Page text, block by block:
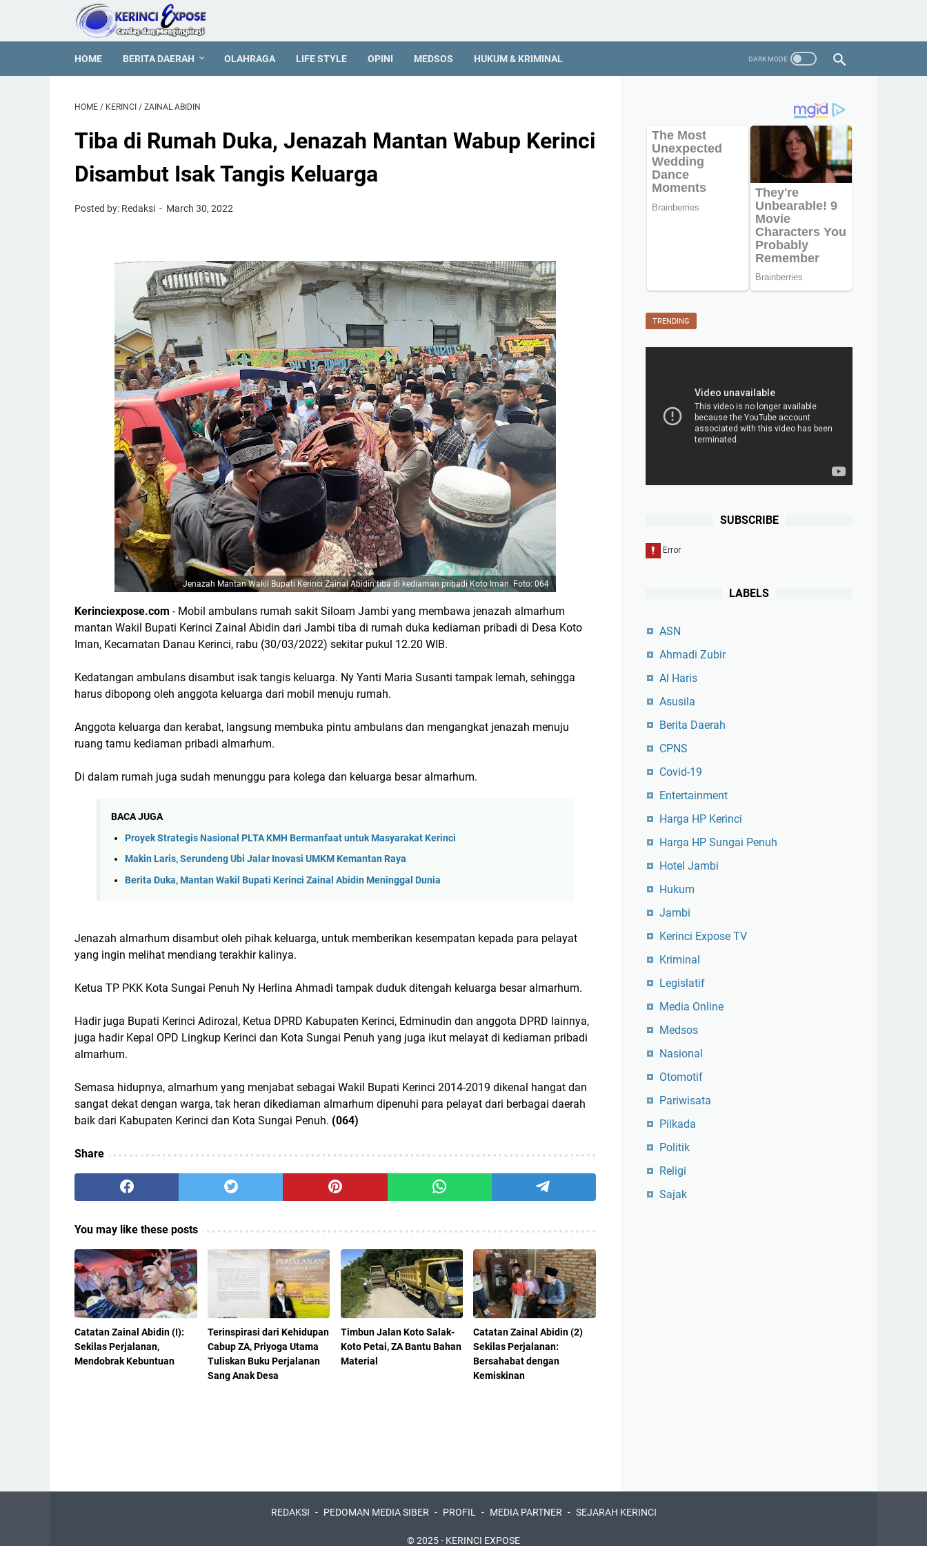
HOME BERITA DAERAH OLAHRAGA LIFE STYLE OPINI MEDSOS HUKUM & KRIMINAL
HOME / KERINCI / ZAINAL ABIDIN
Tiba di Rumah Duka, Jenazah Mantan Wabup Kerinci
Disambut Isak Tangis Keluarga
Posted by: Redaksi March 30, 2022
Jenazah Mantan Wakil Bupati Kerinci Zainal Abidin tiba di kediaman pribadi Koto Iman. Foto: 064
Kerinciexpose.com - Mobil ambulans rumah sakit Siloam Jambi yang membawa jenazah almarhum
mantan Wakil Bupati Kerinci Zainal Abidin dari Jambi tiba di rumah duka kediaman pribadi di Desa Koto
Iman, Kecamatan Danau Kerinci, rabu (30/03/2022) sekitar pukul 12.20 WIB.
Kedatangan ambulans disambut isak tangis keluarga. Ny Yanti Maria Susanti tampak lemah, sehingga
harus dibopong oleh anggota keluarga dari mobil menuju rumah.
Anggota keluarga dan kerabat, langsung membuka pintu ambulans dan mengangkat jenazah menuju
ruang tamu kediaman pribadi almarhum.
Di dalam rumah juga sudah menunggu para kolega dan keluarga besar almarhum.
BACA JUGA
Proyek Strategis Nasional PLTA KMH Bermanfaat untuk Masyarakat Kerinci
Makin Laris, Serundeng Ubi Jalar Inovasi UMKM Kemantan Raya
Berita Duka, Mantan Wakil Bupati Kerinci Zainal Abidin Meninggal Dunia
Jenazah almarhum disambut oleh pihak keluarga, untuk memberikan kesempatan kepada para pelayat
yang ingin melihat mendiang terakhir kalinya.
Ketua TP PKK Kota Sungai Penuh Ny Herlina Ahmadi tampak duduk ditengah keluarga besar almarhum.
Hadir juga Bupati Kerinci Adirozal, Ketua DPRD Kabupaten Kerinci, Edminudin dan anggota DPRD lainnya,
juga hadir Kepal OPD Lingkup Kerinci dan Kota Sungai Penuh yang juga ikut melayat di kediaman pribadi
almarhum.
Semasa hidupnya, almarhum yang menjabat sebagai Wakil Bupati Kerinci 2014-2019 dikenal hangat dan
sangat dekat dengan warga, tak heran dikediaman almarhum dipenuhi para pelayat dari berbagai daerah
baik dari Kabupaten Kerinci dan Kota Sungai Penuh. (064)
Share
You may like these posts
Catatan Zainal Abidin (I):
Sekilas Perjalanan,
Mendobrak Kebuntuan
Terinspirasi dari Kehidupan
Cabup ZA, Priyoga Utama
Tuliskan Buku Perjalanan
Sang Anak Desa
Timbun Jalan Koto Salak-
Koto Petai, ZA Bantu Bahan
Material
Catatan Zainal Abidin (2)
Sekilas Perjalanan:
Bersahabat dengan
Kemiskinan
TRENDING
SUBSCRIBE
LABELS
ASN
Ahmadi Zubir
Al Haris
Asusila
Berita Daerah
CPNS
Covid-19
Entertainment
Harga HP Kerinci
Harga HP Sungai Penuh
Hotel Jambi
Hukum
Jambi
Kerinci Expose TV
Kriminal
Legislatif
Media Online
Medsos
Nasional
Otomotif
Pariwisata
Pilkada
Politik
Religi
Sajak
REDAKSI PEDOMAN MEDIA SIBER PROFIL MEDIA PARTNER SEJARAH KERINCI
© 2025 - KERINCI EXPOSE